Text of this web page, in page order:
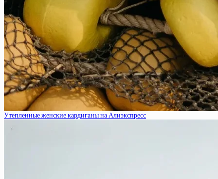
Утепленные женские кардиганы на Алиэкспресс